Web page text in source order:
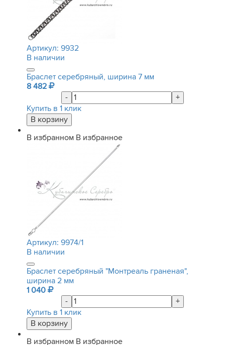
Артикул: 9932
В наличии
Браслет серебряный, ширина 7 мм
8 482
-
+
Купить в 1 клик
В избранном В избранное
Артикул: 9974/1
В наличии
Браслет серебряный "Монтреаль граненая",
ширина 2 мм
1 040
-
+
Купить в 1 клик
В избранном В избранное